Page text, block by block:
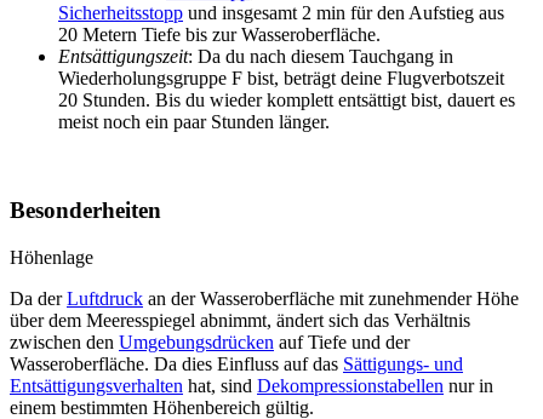
Sicherheitsstopp und insgesamt 2 min für den Aufstieg aus
20 Metern Tiefe bis zur Wasseroberfläche.
Entsättigungszeit: Da du nach diesem Tauchgang in
Wiederholungsgruppe F bist, beträgt deine Flugverbotszeit
20 Stunden. Bis du wieder komplett entsättigt bist, dauert es
meist noch ein paar Stunden länger.
Besonderheiten
Höhenlage
Da derLuftdruck an der Wasseroberfläche mit zunehmender Höhe
über dem Meeresspiegel abnimmt, ändert sich das Verhältnis
zwischen den Umgebungsdrücken auf Tiefe und der
Wasseroberfläche. Da dies Einfluss auf das Sättigungs- und
Entsättigungsverhalten hat, sind Dekompressionstabellen nur in
einem bestimmten Höhenbereich gültig.